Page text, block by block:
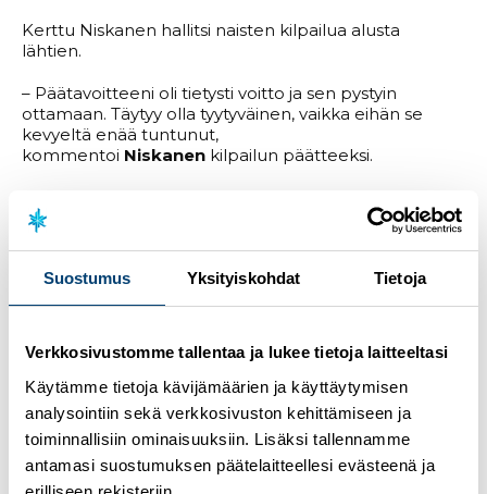
Suostumus Yksityiskohdat Tietoja
Verkkosivustomme tallentaa ja lukee tietoja laitteeltasi
Käytämme tietoja kävijämäärien ja käyttäytymisen
analysointiin sekä verkkosivuston kehittämiseen ja
toiminnallisiin ominaisuuksiin. Lisäksi tallennamme
antamasi suostumuksen päätelaitteellesi evästeenä ja
Kerttu Niskanen hallitsi naisten kilpailua alusta
lähtien.
– Päätavoitteeni oli tietysti voitto ja sen pystyin
ottamaan. Täytyy olla tyytyväinen, vaikka eihän se
kevyeltä enää tuntunut,
kommentoi Niskanen kilpailun päätteeksi.
pronssille hiihti
. Joensuu vei nimiinsä
myös Suomen Cupin kokonaiskilpailun
toinen ja Matintalo kolmas.
Kokonaiscupin tulokset
Miesten kuninkuusmatkan voitosta käytiin
kamppailuaRemi Lindholmin,Markus
Vuorelan
kesken. Lindholmin
kova loppuveto nosti miehen lopulta Suomen
mestaruuteen. Vuorela oli kilpailun toinen ja
Karppanen kolmas.